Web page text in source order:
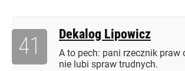
Dekalog Lipowicz
A to pech: pani rzecznik praw
nie lubi spraw trudnych.
41